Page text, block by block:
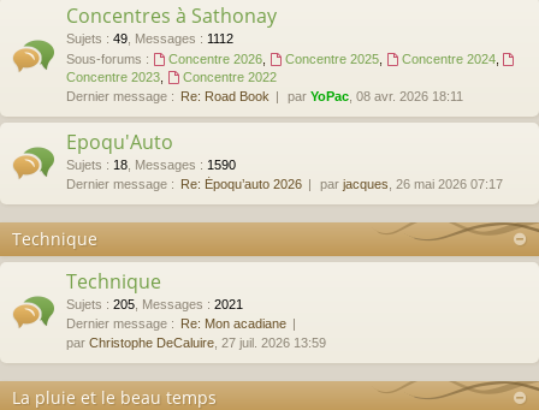
Concentres à Sathonay
Sujets : 49 Messages : 1112
Sous-forums :
Concentre 2026, Concentre 2025, Concentre 2024,
Concentre 2023
Concentre 2022
Dernier message : Re: Road Book par YoPac , 08 avr. 2026 18:11
Epoqu'Auto
Sujets : 18 Messages : 1590
Dernier message : Re: Époqu’auto 2026 par jacques , 26 mai 2026 07:17
Technique
Technique
Sujets : 205 Messages : 2021
Dernier message : Re: Mon acadiane
par Christophe DeCaluire , 27 juil. 2026 13:59
La pluie et le beau temps